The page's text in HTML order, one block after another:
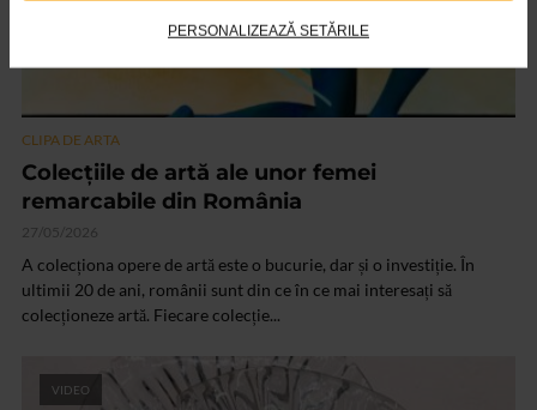
PERSONALIZEAZĂ SETĂRILE
CLIPA DE ARTA
Colecțiile de artă ale unor femei
remarcabile din România
27/05/2026
A colecționa opere de artă este o bucurie, dar și o investiție. În
ultimii 20 de ani, românii sunt din ce în ce mai interesați să
colecționeze artă. Fiecare colecție...
VIDEO